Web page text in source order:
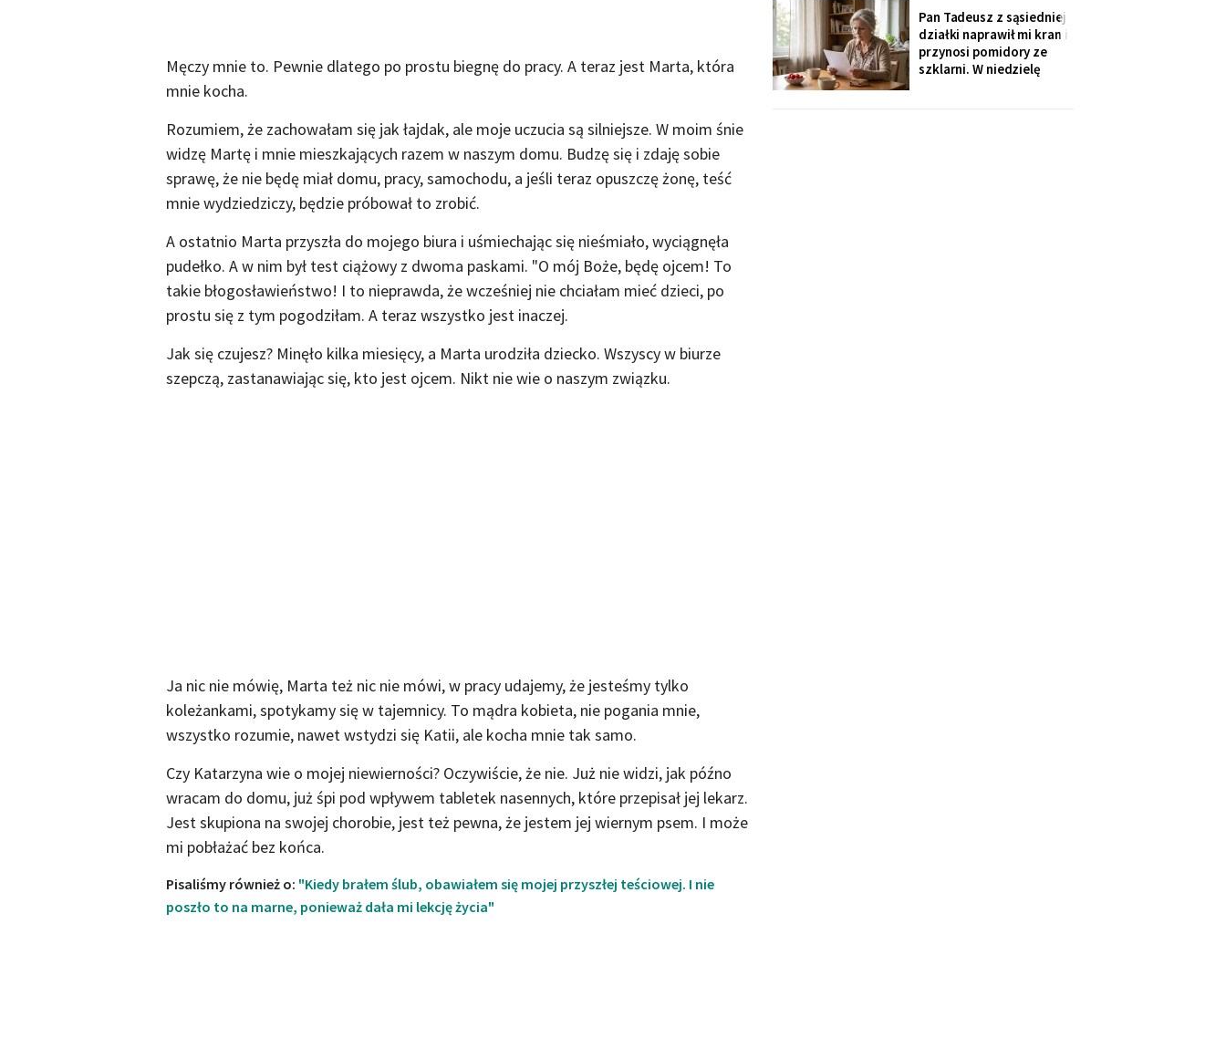
Męczy mnie to. Pewnie dlatego po prostu biegnę do pracy. A teraz jest Marta, która
mnie kocha.
Rozumiem, że zachowałam się jak łajdak, ale moje uczucia są silniejsze. W moim śnie
widzę Martę i mnie mieszkających razem w naszym domu. Budzę się i zdaję sobie
sprawę, że nie będę miał domu, pracy, samochodu, a jeśli teraz opuszczę żonę, teść
mnie wydziedziczy, będzie próbował to zrobić.
A ostatnio Marta przyszła do mojego biura i uśmiechając się nieśmiało, wyciągnęła
pudełko. A w nim był test ciążowy z dwoma paskami. "O mój Boże, będę ojcem! To
takie błogosławieństwo! I to nieprawda, że wcześniej nie chciałam mieć dzieci, po
prostu się z tym pogodziłam. A teraz wszystko jest inaczej.
Jak się czujesz? Minęło kilka miesięcy, a Marta urodziła dziecko. Wszyscy w biurze
szepczą, zastanawiając się, kto jest ojcem. Nikt nie wie o naszym związku.
Ja nic nie mówię, Marta też nic nie mówi, w pracy udajemy, że jesteśmy tylko
koleżankami, spotykamy się w tajemnicy. To mądra kobieta, nie pogania mnie,
wszystko rozumie, nawet wstydzi się Katii, ale kocha mnie tak samo.
Czy Katarzyna wie o mojej niewierności? Oczywiście, że nie. Już nie widzi, jak późno
wracam do domu, już śpi pod wpływem tabletek nasennych, które przepisał jej lekarz.
Jest skupiona na swojej chorobie, jest też pewna, że jestem jej wiernym psem. I może
mi pobłażać bez końca.
Pisaliśmy również o: "Kiedy brałem ślub, obawiałem się mojej przyszłej teściowej. I nie
poszło to na marne, ponieważ dała mi lekcję życia"
babcie. Córka obejrzała
dwa razy i powiedziała
tylko: „Mamo, mogłaś
chociaż zdjąć ten stary
fartuch".
Pan Tadeusz z sąsiedniej
działki naprawił mi kran i
przynosi pomidory ze
szklarni. W niedzielę